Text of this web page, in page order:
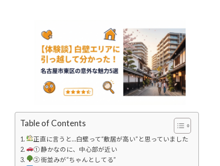
Table of Contents
正直に言うと…白壁って“敷居が高い”と思っていました
① 静かなのに、中心部が近い
② 街並みが“ちゃんとしてる”